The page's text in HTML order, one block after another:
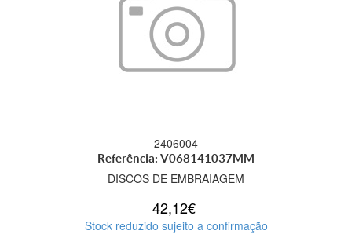
2406004
Referência: V068141037MM
DISCOS DE EMBRAIAGEM
42,12€
Stock reduzido sujeito a confirmação